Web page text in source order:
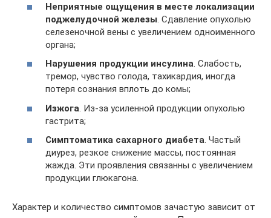
Неприятные ощущения в месте локализации
поджелудочной железы . Сдавление опухолью
селезеночной вены с увеличением одноименного
органа;
Нарушения продукции инсулина. Слабость,
тремор, чувство голода, тахикардия, иногда
потеря сознания вплоть до комы;
Изжога . Из-за усиленной продукции опухолью
гастрита;
Симптоматика сахарного диабета. Частый
диурез, резкое снижение массы, постоянная
жажда. Эти проявления связанны с увеличением
продукции глюкагона.
Характер и количество симптомов зачастую зависит от